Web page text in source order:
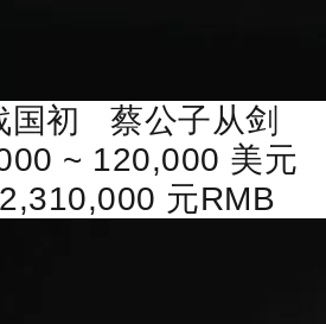
国初
蔡公子从剑
~ 120,000 美元
元RMB